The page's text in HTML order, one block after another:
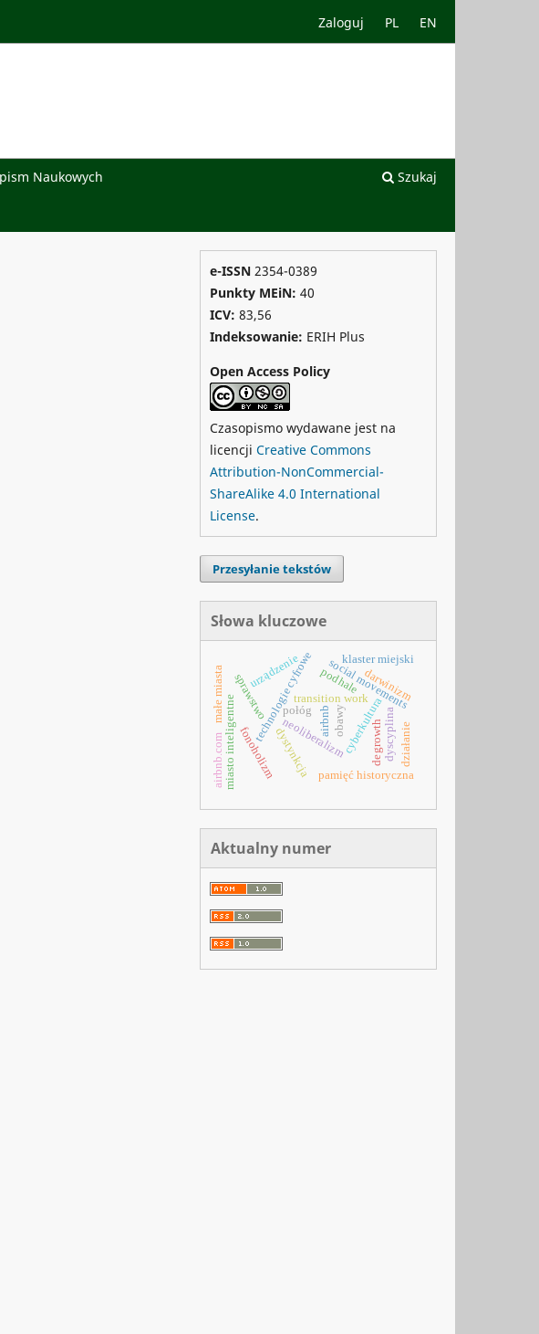
Naukowych Szukaj
Zaloguj PL EN
e-ISSN 2354-0389
Punkty MEiN: 40
ICV: 83,56
Indeksowanie: ERIH Plus
Open Access Policy
Czasopismo wydawane jest na
licencji Creative Commons
Attribution-NonCommercial-
ShareAlike 4.0 International
License.
Przesyłanie tekstów
Słowa kluczowe
neoliberalizm
airbnb cyberkultura
technologie cyfrowetransition work
social movements
degrowth
dystynkcja
podhale
fonoholizm
sprawstwo
miasto inteligentne dyscyplina
pamięć historyczna
małe miasta
klaster miejski
urządzenie darwinizm
działanie
obawy
połóg
airbnb.com
Aktualny numer